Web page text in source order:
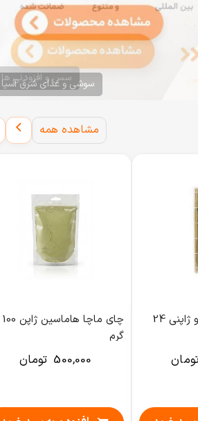
سس و افزودنی ها
مشاهده همه
چای ماچا هاماسین ژاپن 100
گرم
500,000 تومان
حصیر سوشی بامبو ژاپنی 24